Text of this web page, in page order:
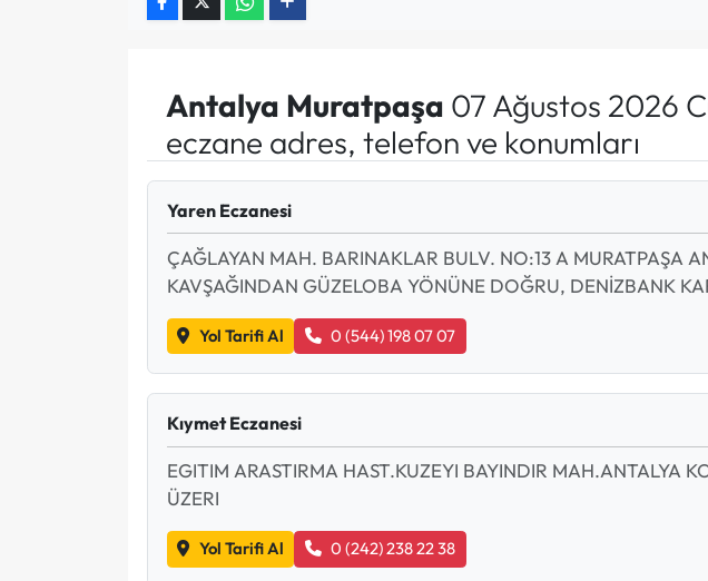
Antalya Muratpaşa 07 Ağustos 2026
eczane adres, telefon ve konumları
Yaren Eczanesi
ÇAĞLAYAN MAH. BARINAKLAR BULV. NO:13 A MURATPAŞA
KAVŞAĞINDAN GÜZELOBA YÖNÜNE DOĞRU, DENİZBANK
Yol Tarifi Al 0 (544) 198 07 07
Kıymet Eczanesi
EGITIM ARASTIRMA HAST.KUZEYI BAYINDIR MAH.ANTALYA
ÜZERI
Yol Tarifi Al 0 (242) 238 22 38